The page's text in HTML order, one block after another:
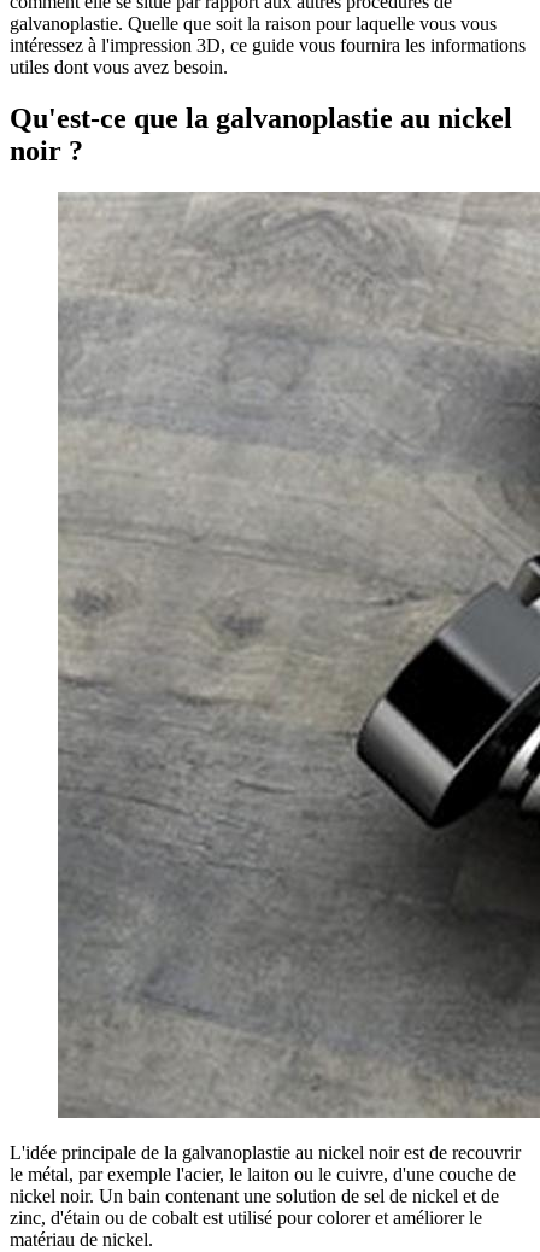
galvanoplastie. Quelle que soit la raison pour laquelle vous vous
intéressez à l'impression 3D, ce guide vous fournira les informations
utiles dont vous avez besoin.
Qu'est-ce que la galvanoplastie au nickel
noir ?
L'idée principale de la galvanoplastie au nickel noir est de recouvrir
le métal, par exemple l'acier, le laiton ou le cuivre, d'une couche de
nickel noir. Un bain contenant une solution de sel de nickel et de
zinc, d'étain ou de cobalt est utilisé pour colorer et améliorer le
matériau de nickel.